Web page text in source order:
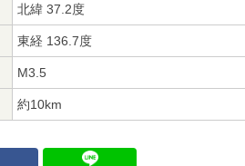
北緯 37.2度
東経 136.7度
M3.5
約10km